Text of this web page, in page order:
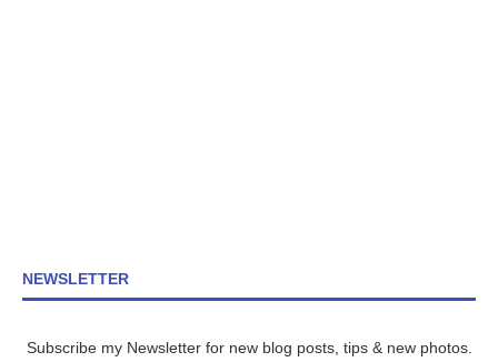
NEWSLETTER
Subscribe my Newsletter for new blog posts, tips & new photos.